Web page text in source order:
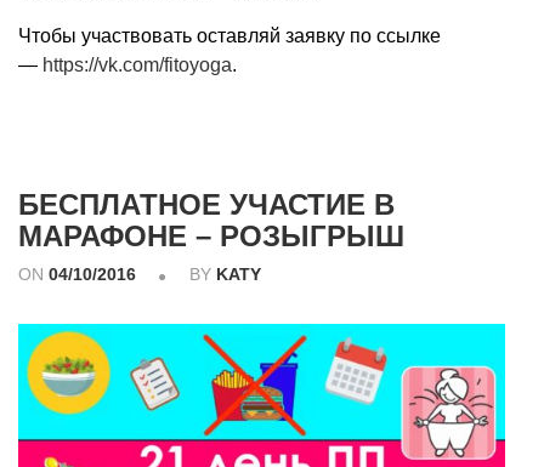
Чтобы участвовать оставляй заявку по ссылке
— https://vk.com/fitoyoga.
БЕСПЛАТНОЕ УЧАСТИЕ В
МАРАФОНЕ – РОЗЫГРЫШ
ON 04/10/2016 BY KATY